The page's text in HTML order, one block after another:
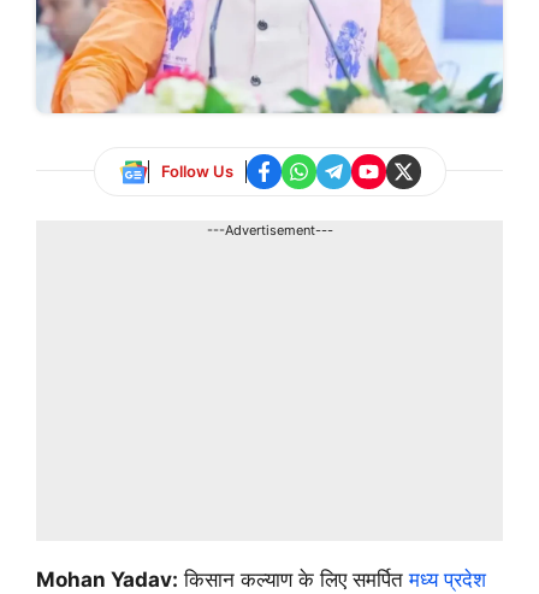
Follow Us
---Advertisement---
Mohan Yadav: किसान कल्याण के लिए समर्पितमध्य प्रदेश